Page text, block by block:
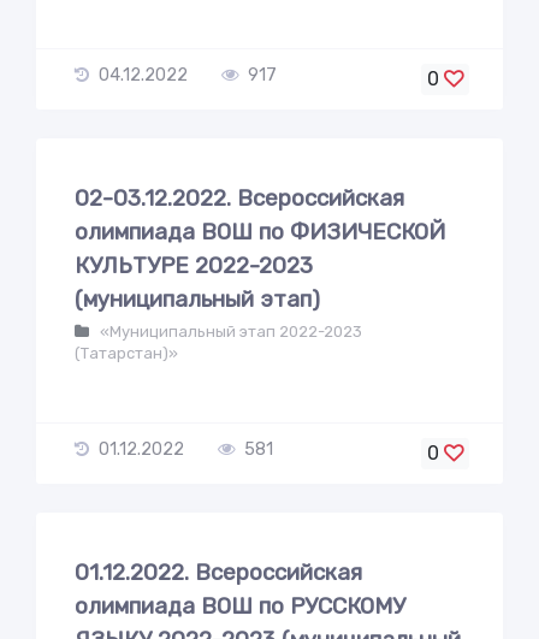
04.12.2022 917 0
02-03.12.2022. Всероссийская
олимпиада ВОШ по ФИЗИЧЕСКОЙ
КУЛЬТУРЕ 2022-2023
(муниципальный этап)
«Муниципальный этап 2022-2023
(Татарстан)»
01.12.2022 581 0
01.12.2022. Всероссийская
олимпиада ВОШ по РУССКОМУ